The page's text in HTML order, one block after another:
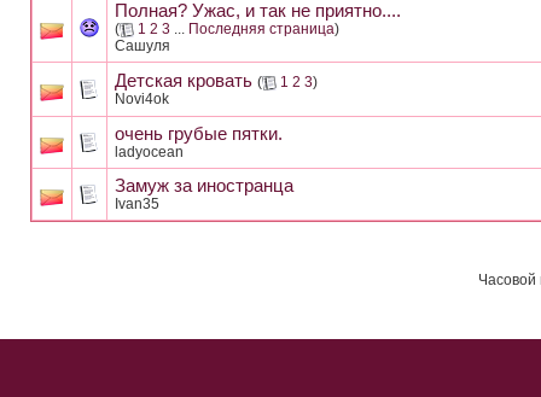
Полная? Ужас, и так не приятно....
( 1 2 3 ... Последняя страница)
Сашуля
Детская кровать ( 1 2 3)
Novi4ok
очень грубые пятки.
ladyocean
Замуж за иностранца
Ivan35
Часовой